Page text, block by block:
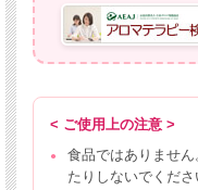
< ご使用上の注意 >
食品ではありませ
たりしないでくださ